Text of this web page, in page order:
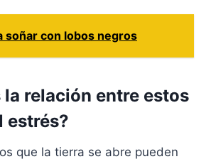
soñar con lobos negros
la relación entre estos
estrés?
que la tierra se abre pueden